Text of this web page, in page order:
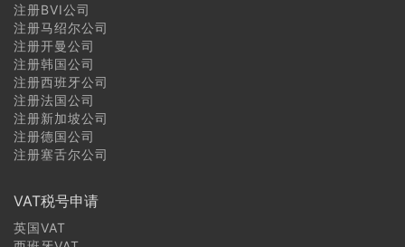
阿塞拜疆商标注册常见问题
土耳其商标注册常见问题
塞浦路斯商标注册常见问题
芬兰商标注册常见问题
注册BVI公司
注册马绍尔公司
注册开曼公司
注册韩国公司
注册西班牙公司
注册法国公司
注册新加坡公司
注册德国公司
注册塞舌尔公司
VAT税号申请
英国VAT